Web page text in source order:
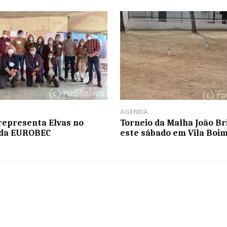
Elvas no
EUROBEC
AGENDA
Torneio da Malha João
este sábado em Vila